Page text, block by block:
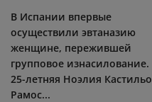
В Испании впервые
осуществили эвтаназию
женщине, пережившей
групповое изнасилование.
25-летняя Ноэлия Кастильо
Рамос...